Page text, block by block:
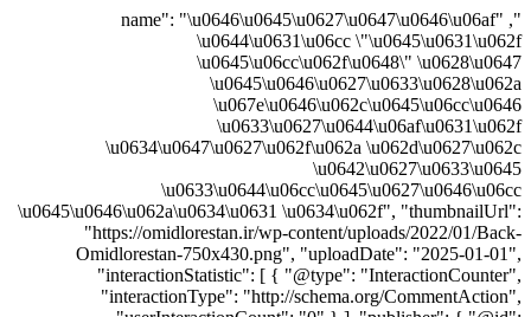
", "name":
\u0644\u0631\u06cc
\u0645\u06cc\u062f\u0648\"
\u0634\u0647\u0627\u062f\u062a
\u0645\u0646\u062a\u0634\u0631 \u0634\u062f",
"https://omidlorestan.ir/wp-content/uploads/2022/
Omidlorestan-750x430.png", "uploadDate":
"interactionStatistic": [ { "@type":
"interactionType": "http://schema.org/